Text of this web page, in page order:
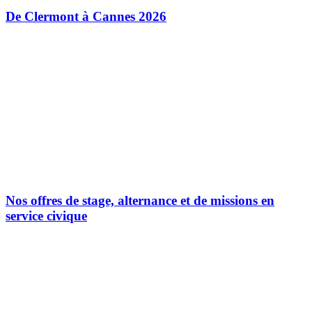
De Clermont à Cannes 2026
Nos offres de stage, alternance et de missions en
service civique